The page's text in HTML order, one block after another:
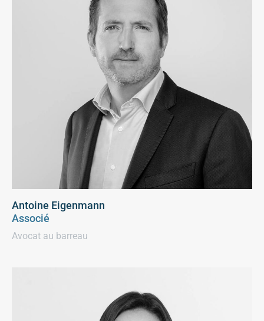
Antoine Eigenmann
Associé
Avocat au barreau